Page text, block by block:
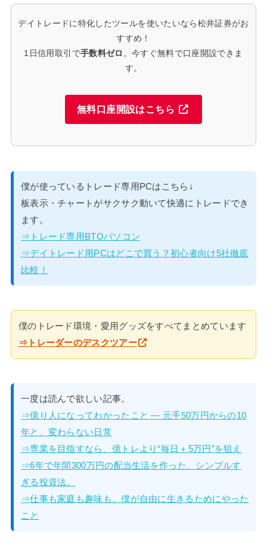
デイトレードに特化したツールを使いたいなら松井証券がお
すすめ！
1日信用取引で手数料ゼロ 。今すぐ無料で口座開設できま
す。
無料口座開設はこちら
僕が使っているトレード専用PCはこちら↓
板表示・チャートがサクサク動いて快適にトレードでき
ます。
⇒トレード専用BTOパソコン
⇒デイトレード用PCはどこで買う？初心者向け5社徹底
比較！
僕のトレード環境・愛用グッズをすべてまとめています
⇒トレーダーのデスクツアー
一度は読んで欲しい記事。
⇒億り人になってわかったこと — 元手50万円からの10
年と、変わらない日常
⇒専業を目指すなら、億トレより“毎日＋5万円”を狙え
⇒6年で年間300万円の配当生活を作った、シンプルす
ぎる投資法。
⇒仕事も家庭も趣味も。僕が自由に生きるためにやった
こと